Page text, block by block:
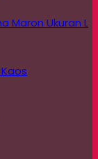
Maron Ukuran L